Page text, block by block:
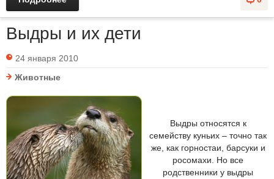
Выдры и их дети
24 января 2010
Животные
Выдры относятся к
семейству куньих – точно так
же, как горностаи, барсуки и
росомахи. Но все
родственники у выдры